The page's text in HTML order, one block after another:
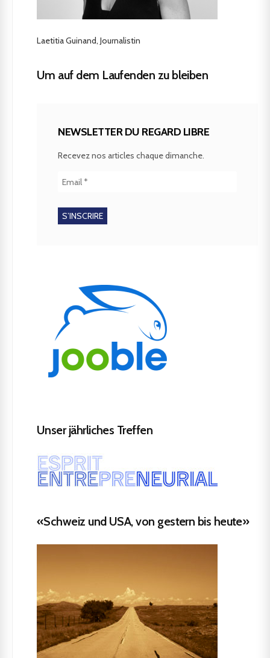
Laetitia Guinand, Journalistin
Um auf dem Laufenden zu bleiben
NEWSLETTER DU REGARD LIBRE
Recevez nos articles chaque dimanche.
Unser jährliches Treffen
«Schweiz und USA, von gestern bis heute»